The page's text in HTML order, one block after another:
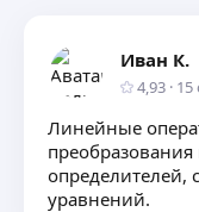
Иван К.
4,93 · 15
Линейные
определителей,
уравнений.